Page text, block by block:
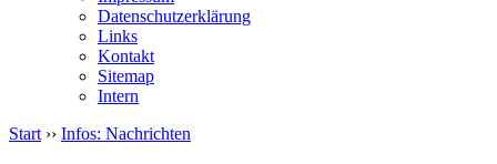
Datenschutzerklärung
Links
Kontakt
Sitemap
Intern
Start ›› Infos: Nachrichten